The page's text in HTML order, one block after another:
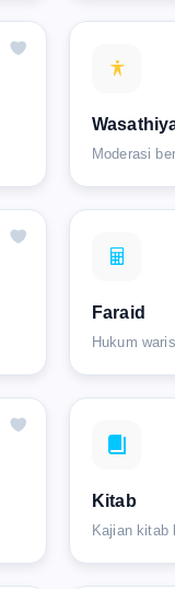
Moderasi
Faraid
Hukum waris.
Kitab
Kajian kitab